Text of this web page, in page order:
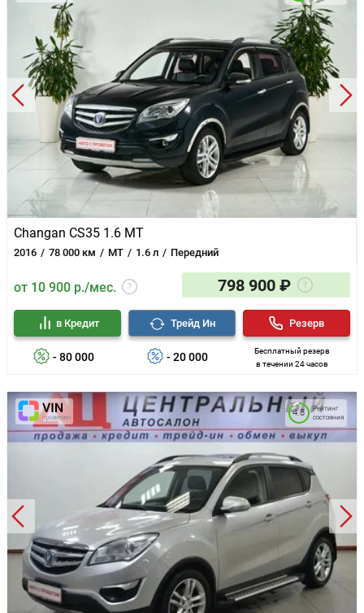
Changan CS35 1.6 MT
2016 78 000 км MT 1.6 л Передний
от 10 900 р./мес. 798 900 ₽
- 80 000
в Кредит
- 20 000
Трейд Ин
Бесплатный резерв
в течении 24 часов
Резерв
Рейтинг
состояния
4.8